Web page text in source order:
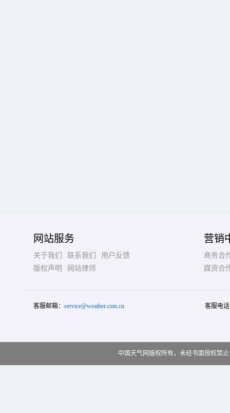
网站服务
关于我们 联系我们
用户反馈
版权声明
网站律师
营销
商务合
媒资合
客服邮箱： service@weather.com.cn 客服电
中国天气网版权所有，未经书面授权